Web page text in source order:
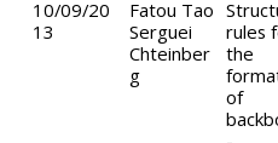
10/09/20
13
Fatou Tao
Serguei
Chteinber
g
rules
the
of